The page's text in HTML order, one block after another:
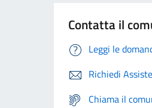
Contatta il
Leggi le
Richiedi
Chiama il